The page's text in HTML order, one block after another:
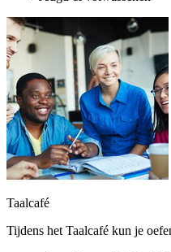
Taalcafé
Tijdens het Taalcafé kun je